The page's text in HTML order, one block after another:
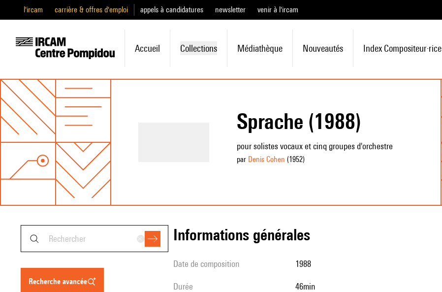
l'ircam carrière & offres d'emploi appels à candidatures newsletter venir à l'ircam
Accueil Collections Médiathèque Nouveautés Index Compositeur·rice
Sprache (1988)
pour solistes vocaux et cinq groupes d'orchestre
par Denis Cohen (1952)
recherche avancée
informations générales
date de composition 1988
durée 46min